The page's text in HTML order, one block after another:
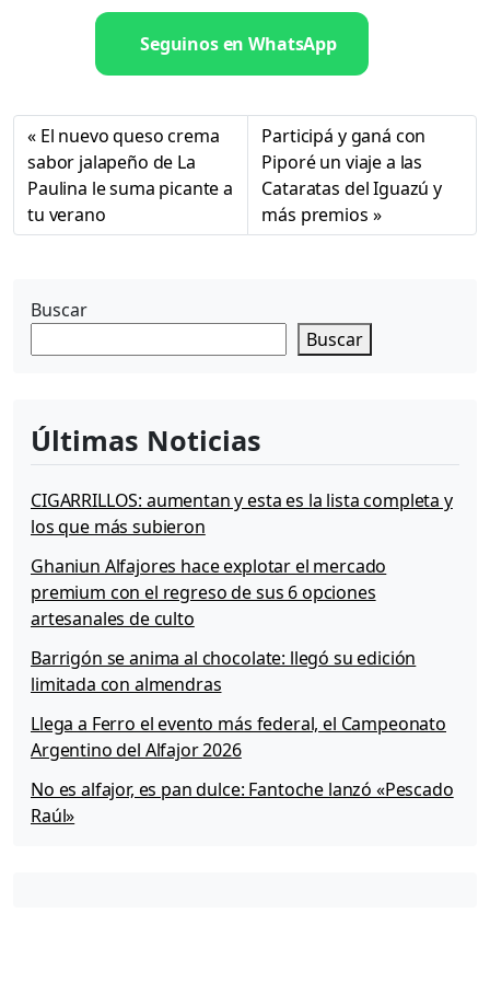
Seguinos en WhatsApp
El nuevo queso crema
sabor jalapeño de La
Paulina le suma picante a
tu verano
Participá y ganá con
Piporé un viaje a las
Cataratas del Iguazú y
más premios
Buscar
Buscar
Últimas Noticias
CIGARRILLOS: aumentan y esta es la lista completa y
los que más subieron
Ghaniun Alfajores hace explotar el mercado
premium con el regreso de sus 6 opciones
artesanales de culto
Barrigón se anima al chocolate: llegó su edición
limitada con almendras
Llega a Ferro el evento más federal, el Campeonato
Argentino del Alfajor 2026
No es alfajor, es pan dulce: Fantoche lanzó «Pescado
Raúl»